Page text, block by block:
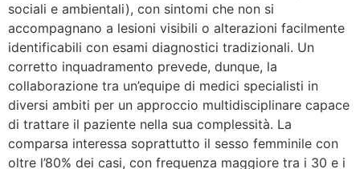
sociali e ambientali), con sintomi che non si
accompagnano a lesioni visibili o alterazioni facilmente
identificabili con esami diagnostici tradizionali. Un
corretto inquadramento prevede, dunque, la
collaborazione tra un’equipe di medici specialisti in
diversi ambiti per un approccio multidisciplinare capace
di trattare il paziente nella sua complessità. La
comparsa interessa soprattutto il sesso femminile con
oltre l’80% dei casi, con frequenza maggiore tra i 30 e i